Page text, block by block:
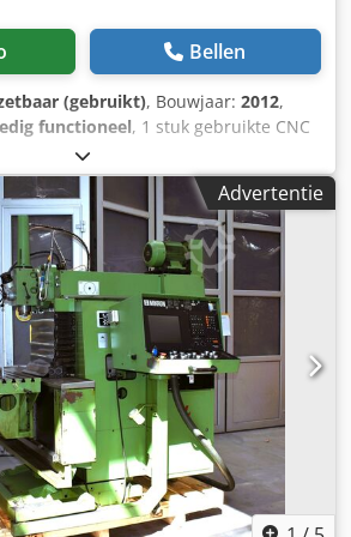
33900 en 34062. CNC-
volgens het principe van
in één bewerking boren,
snijden, frezen en markeren uit. -
1.200 x 800 mm, min. 50 x 50 mm |
| CE - Profielvormen: I-balk, U-profiel,
vierkant-/rechthoekige buisprofielen -
19 kW | 180-4.000 tpm |
mm - Boorvoeding:
servo-aangedreven | CNC-assen: 5 -
15.000 mm, 35 m/min | Y-as: 12 m/min
- Gereedschapswisselaar: 6-voudig
A80 - Spanning: hydraulisch
laser,
intern (door de spindel) en extern
CNC (PC/CNC/PLC geïntegreerd),
netwerk - Interfaces: DSTV, DXF, XML
lang, ca. 3.300 mm breed
machine: Booreenheid 19 kW |
Bellen
(gebruikt), Bouwjaar: 2012,
functioneel, 1 stuk gebruikte CNC
Heidenhain besturing. Extra
heeft een diameter van 1200 mm
Voor €220.000 in 2012/2013
met nieuwe Rexroth draaitafel,
Zwenkkop is aanwezig. Een
en een 3D-meettaster zijn
Advertentie